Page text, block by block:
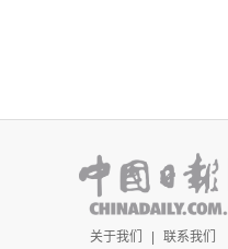
关于我们 | 联系我们